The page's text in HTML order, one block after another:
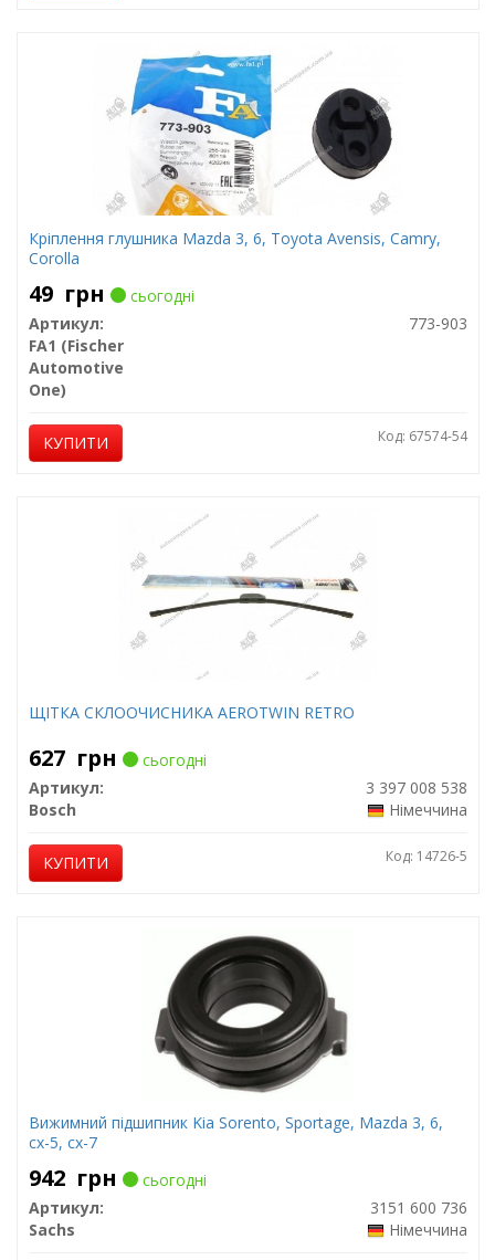
Кріплення глушника Mazda 3, 6, Toyota Avensis, Camry,
Corolla
49 грн
сьогодні
Артикул:
773-903
FA1 (Fischer
Automotive
One)
КУПИТИ Код: 67574-54
ЩІТКА СКЛООЧИСНИКА AEROTWIN RETRO
627 грн
сьогодні
Артикул:
3 397 008 538
Bosch
Німеччина
КУПИТИ Код: 14726-5
Вижимний підшипник Kia Sorento, Sportage, Mazda 3, 6,
cx-5, cx-7
942 грн
сьогодні
Артикул:
3151 600 736
Sachs
Німеччина